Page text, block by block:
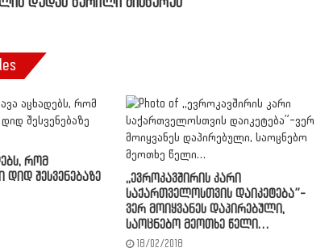
დედას წერილი მისწერეს
რომ
დიდ შესვენებაზე
,,ევროკავშირის კარი
საქართველოსთვის დაიკეტება”-
ვერ მოიყვანეს დაპირებული,
საოცნებო მეოთხე წელი…
18/02/2018